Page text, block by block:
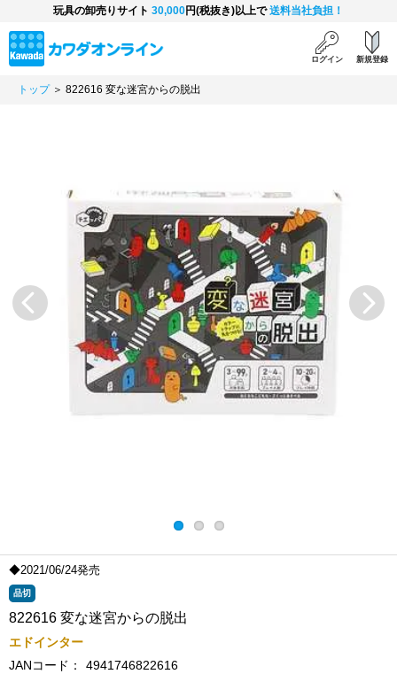
玩具の卸売りサイト 30,000円(税抜き)以上で送料当社負担！
ログイン 新規登録
トップ＞ 822616 変な迷宮からの脱出
◆2021/06/24発売
品切
822616 変な迷宮からの脱出
エドインター
JANコード：
4941746822616